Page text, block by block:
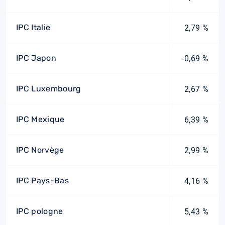
IPC Italie 2,79 %
IPC Japon -0,69 %
IPC Luxembourg 2,67 %
IPC Mexique 6,39 %
IPC Norvège 2,99 %
IPC Pays-Bas 4,16 %
IPC pologne 5,43 %